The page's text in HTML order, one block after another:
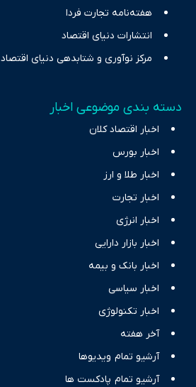
هفته‌نامه تجارت فردا
انتشارات دنیای اقتصاد
مرکز نوآوری و شتابدهی دنیای اقتصاد
دسته بندی موضوعی اخبار
اخبار اقتصاد کلان
اخبار بورس
اخبار طلا و ارز
اخبار تجارت
اخبار انرژی
اخبار بازار دارایی
اخبار بانک و بیمه
اخبار سیاسی
اخبار تکنولوژی
آخر هفته
آرشیو تمام ویدیوها
آرشیو تمام پادکست ها